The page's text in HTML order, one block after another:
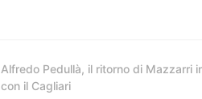
Alfredo Pedullà, il ritorno di Mazzarri
con il Cagliari